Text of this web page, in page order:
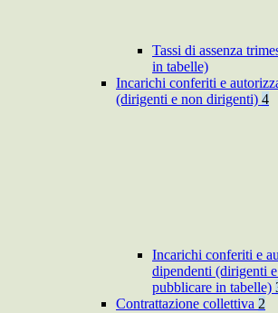
Tassi di assenza
in tabelle)
Incarichi conferiti e
(dirigenti e non dirigenti) 4
Incarichi conferiti e
dipendenti (dirigenti
pubblicare in tabelle)
Contrattazione collettiva 2